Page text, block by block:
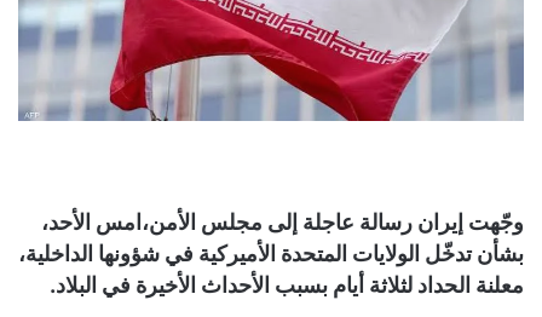
وجّهت إيران رسالة عاجلة إلى مجلس الأمن،امس الأحد،
بشأن تدخّل الولايات المتحدة الأميركية في شؤونها الداخلية،
معلنة الحداد لثلاثة أيام بسبب الأحداث الأخيرة في البلاد.